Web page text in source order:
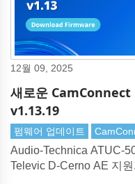
12월 09, 2025
새로운
v1.13.19
펌웨어 업데이트
Audio-Technica ATUC-
Televic D-Cerno AE 지원.